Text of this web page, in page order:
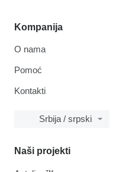
Kompanija
O nama
Pomoć
Kontakti
Srbija / srpski
Naši projekti